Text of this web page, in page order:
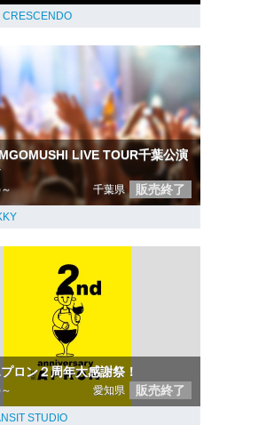
CRESCENDO
LIVE TOUR千葉公演
千葉県 販売終了
ロン２周年大感謝祭！
愛知県 販売終了
STUDIO